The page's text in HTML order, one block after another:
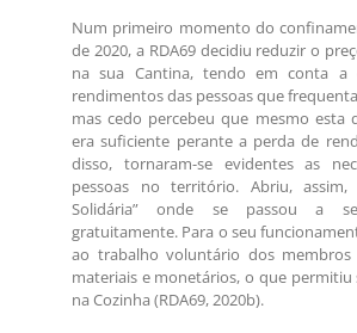
Num primeiro momento do
de 2020, a RDA69 decidiu reduzir o
na sua Cantina, tendo em conta a
rendimentos das pessoas que
mas cedo percebeu que mesmo esta
era suficiente perante a perda de
disso, tornaram-se evidentes as
pessoas no território. Abriu, assim,
Solidária” onde se passou a
gratuitamente. Para o seu
ao trabalho voluntário dos
materiais e monetários, o que permitiu
na Cozinha (RDA69, 2020b).